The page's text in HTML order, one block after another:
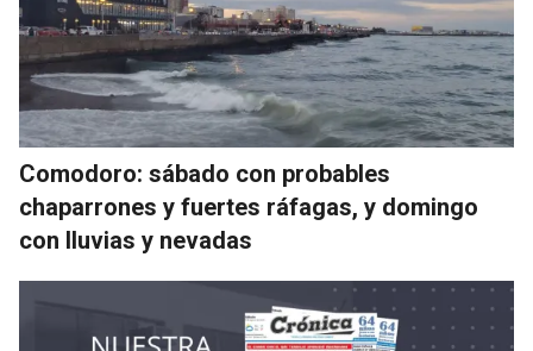
Comodoro: sábado con probables
chaparrones y fuertes ráfagas, y domingo
con lluvias y nevadas